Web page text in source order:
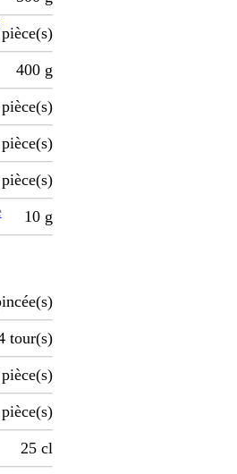
pièce(s)
400 g
pièce(s)
pièce(s)
pièce(s)
10 g
tour(s)
pièce(s)
pièce(s)
25 cl